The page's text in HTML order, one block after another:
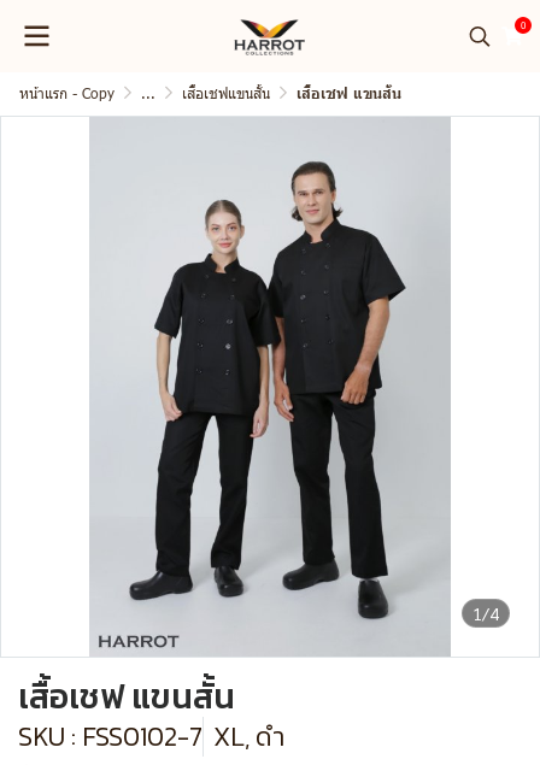
0
หน้าแรก - Copy ... เสื้อเชฟแขนสั้น เสื้อเชฟ แขนสั้น
1/4
เสื้อเชฟ แขนสั้น
SKU : FSS0102-7 XL, ดำ